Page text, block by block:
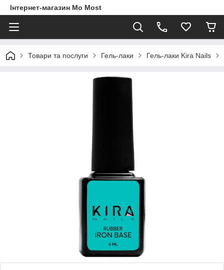
Інтернет-магазин Mo Most
Товари та послуги Гель-лаки Гель-лаки Kira Nails